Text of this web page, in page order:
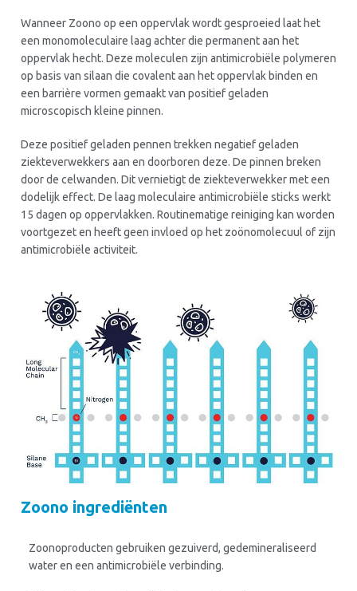
Wanneer Zoono op een oppervlak wordt gesproeied laat het
een monomoleculaire laag achter die permanent aan het
oppervlak hecht. Deze moleculen zijn antimicrobiële polymeren
op basis van silaan die covalent aan het oppervlak binden en
een barrière vormen gemaakt van positief geladen
microscopisch kleine pinnen.
Deze positief geladen pennen trekken negatief geladen
ziekteverwekkers aan en doorboren deze. De pinnen breken
door de celwanden. Dit vernietigt de ziekteverwekker met een
dodelijk effect. De laag moleculaire antimicrobiële sticks werkt
15 dagen op oppervlakken. Routinematige reiniging kan worden
voortgezet en heeft geen invloed op het zoönomolecuul of zijn
antimicrobiële activiteit.
Zoono ingrediënten
Zoonoproducten gebruiken gezuiverd, gedemineraliseerd
water en een antimicrobiële verbinding.